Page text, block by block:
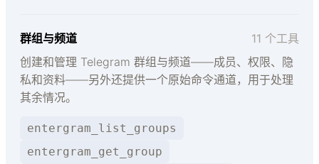
群组与频道
11 个工具
创建和管理 Telegram 群组与频道——成员、权限、隐
私和资料——另外还提供一个原始命令通道，用于处理
其余情况。
entergram_list_groups
entergram_get_group